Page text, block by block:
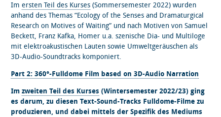
Imersten Teil des Kurses (Sommersemester 2022) wurden
anhand des Themas “Ecology of the Senses and Dramaturgical
Research on Motives of Waiting” und nach Motiven von Samuel
Beckett, Franz Kafka, Homer u.a. szenische Dia- und Multiloge
mit elektroakustischen Lauten sowie Umweltgeräuschen als
3D-Audio-Soundtracks komponiert.
Part 2: 360°-Fulldome Film based on 3D-Audio Narration
Imzweiten Teil des Kurses (Wintersemester 2022/23) ging
es darum, zu diesen Text-Sound-Tracks Fulldome-Filme zu
produzieren, und dabei mittels der Spezifik des Mediums